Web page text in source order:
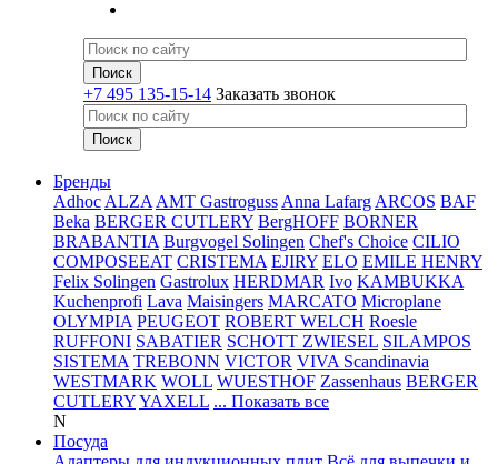
+7 495 135-15-14 Заказать звонок
Бренды
Adhoc ALZA AMT Gastroguss Anna Lafarg ARCOS BAF
Beka BERGER CUTLERY BergHOFF BORNER
BRABANTIA Burgvogel Solingen Chef's Choice CILIO
COMPOSEEAT CRISTEMA EJIRY ELO EMILE HENRY
Felix Solingen Gastrolux HERDMAR Ivo KAMBUKKA
Kuchenprofi Lava Maisingers MARCATO Microplane
OLYMPIA PEUGEOT ROBERT WELCH Roesle
RUFFONI SABATIER SCHOTT ZWIESEL SILAMPOS
SISTEMA TREBONN VICTOR VIVA Scandinavia
WESTMARK WOLL WUESTHOF Zassenhaus BERGER
CUTLERYYAXELL ... Показать все
N
Посуда